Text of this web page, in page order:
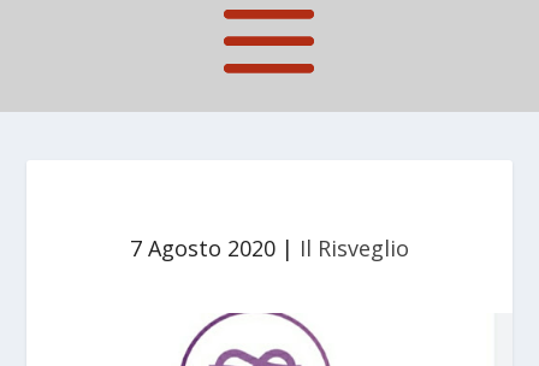
7 Agosto 2020 | Il Risveglio